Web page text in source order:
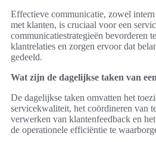
Effectieve communicatie, zowel intern
met klanten, is cruciaal voor een
communicatiestrategieën bevorderen
klantrelaties en zorgen ervoor dat
gedeeld.
Wat zijn de dagelijkse taken van
De dagelijkse taken omvatten het
servicekwaliteit, het coördineren van
verwerken van klantenfeedback en
de operationele efficiëntie te